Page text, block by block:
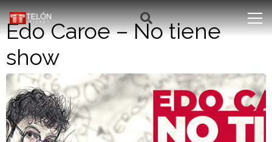
Edo Caroe – No tiene
show